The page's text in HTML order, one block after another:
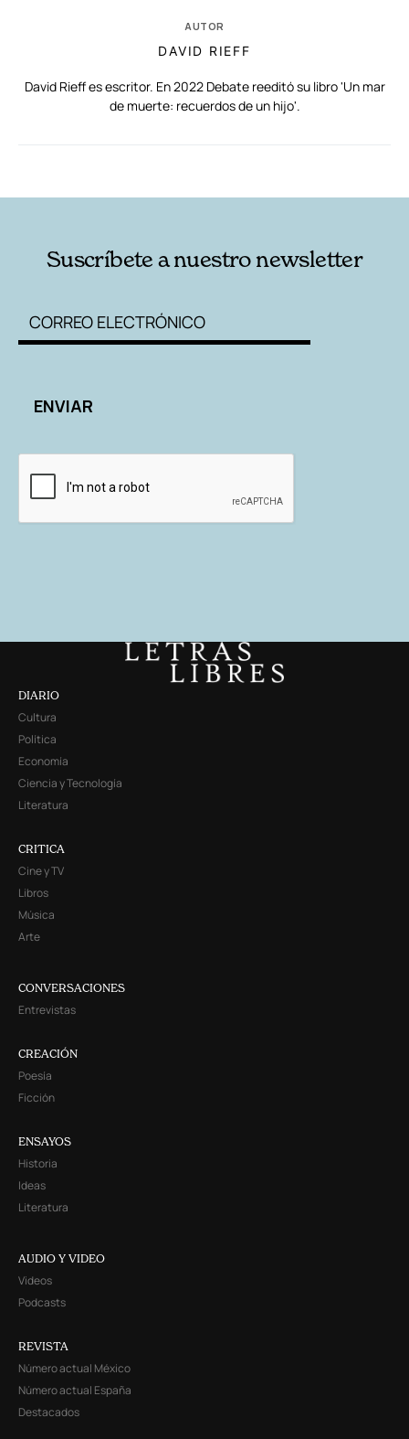
AUTOR
DAVID RIEFF
David Rieff es escritor. En 2022 Debate reeditó su libro 'Un mar
de muerte: recuerdos de un hijo'.
Suscríbete a nuestro newsletter
DIARIO
Cultura
Política
Economía
Ciencia y Tecnología
Literatura
CRITICA
Cine y TV
Libros
Música
Arte
CONVERSACIONES
Entrevistas
CREACIÓN
Poesía
Ficción
ENSAYOS
Historia
Ideas
Literatura
AUDIO Y VIDEO
Videos
Podcasts
REVISTA
Número actual México
Número actual España
Destacados